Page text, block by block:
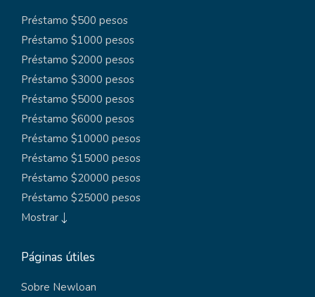
Préstamo $500 pesos
Préstamo $1000 pesos
Préstamo $2000 pesos
Préstamo $3000 pesos
Préstamo $5000 pesos
Préstamo $6000 pesos
Préstamo $10000 pesos
Préstamo $15000 pesos
Préstamo $20000 pesos
Préstamo $25000 pesos
Mostrar
Páginas útiles
Sobre Newloan